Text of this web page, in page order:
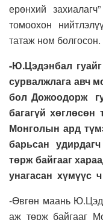
ерөнхий
томоохон
татаж ном болгосон.
-Ю.Цэдэнбал
сурвалжлага авч
бол Дожоодорж
багагүй
Монголын ард
барьсан
төрж байгааг
унагасан хүмүүс
-Өвгөн маань
аж төрж байгааг